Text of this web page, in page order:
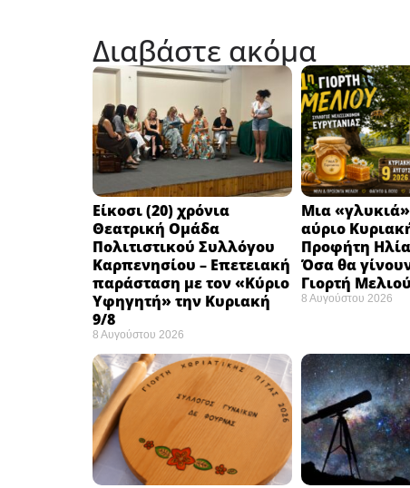
Διαβάστε ακόμα
Eίκοσι (20) χρόνια
Θεατρική Ομάδα
Πολιτιστικού Συλλόγου
Καρπενησίου – Επετειακή
παράσταση με τον «Κύριο
Υφηγητή» την Κυριακή
9/8
8 Αυγούστου 2026
Μια
αύριο
Προφήτη
Όσα θα
Γιορτή Μελιού
8 Αυγούστου 2026